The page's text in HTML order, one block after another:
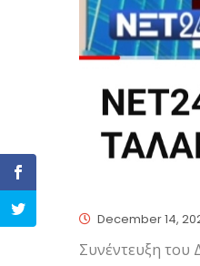
December 14,
Συνέντευξη του